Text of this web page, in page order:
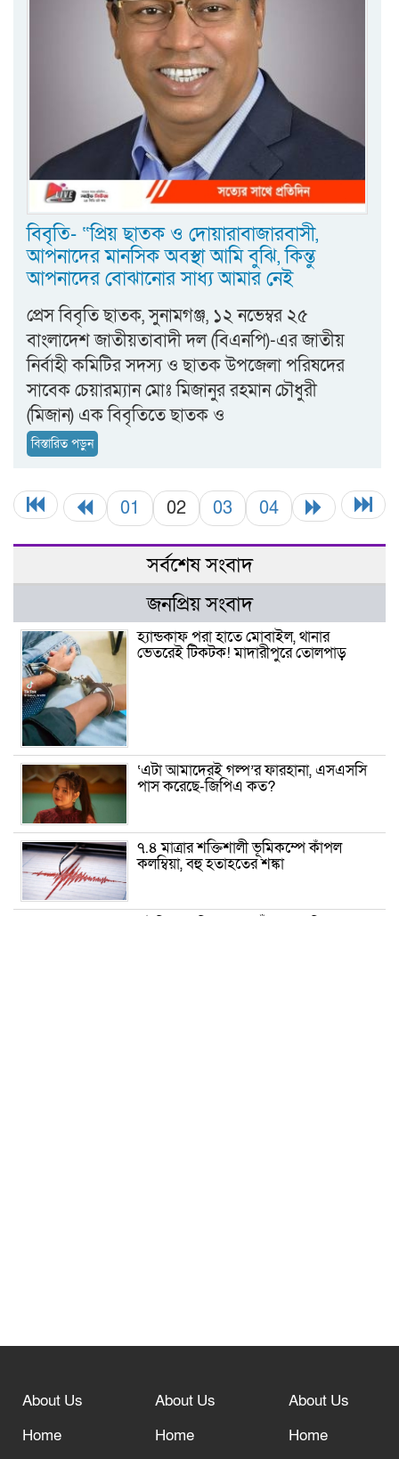
বিবৃতি- “প্রিয় ছাতক ও দোয়ারাবাজারবাসী,
আপনাদের মানসিক অবস্থা আমি বুঝি, কিন্তু
আপনাদের বোঝানোর সাধ্য আমার নেই
প্রেস বিবৃতি ছাতক, সুনামগঞ্জ, ১২ নভেম্বর ২৫
বাংলাদেশ জাতীয়তাবাদী দল (বিএনপি)-এর জাতীয়
নির্বাহী কমিটির সদস্য ও ছাতক উপজেলা পরিষদের
সাবেক চেয়ারম্যান মোঃ মিজানুর রহমান চৌধুরী
(মিজান) এক বিবৃতিতে ছাতক ও
বিস্তারিত পড়ুন
01 02 03 04
সর্বশেষ সংবাদ
জনপ্রিয় সংবাদ
হ্যান্ডকাফ পরা হাতে মোবাইল, থানার
ভেতরেই টিকটক! মাদারীপুরে তোলপাড়
‘এটা আমাদেরই গল্প’র ফারহানা, এসএসসি
পাস করেছে-জিপিএ কত?
৭.৪ মাত্রার শক্তিশালী ভূমিকম্পে কাঁপল
কলম্বিয়া, বহু হতাহতের শঙ্কা
মিছিল
About Us
Home
About Us
Home
About Us
Home